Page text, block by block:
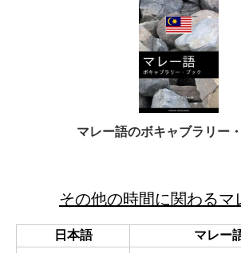
マレー語のボキャブラリー
その他の時間に関わるマ
日本語
マレー